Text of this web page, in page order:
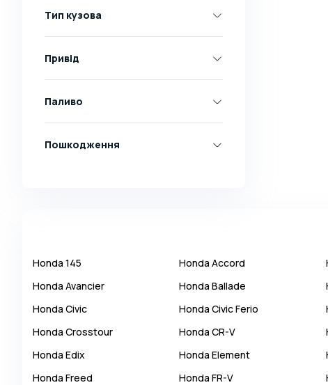
Abarth
AC
Acura
Adler
Alfa Romeo
Apal
Тип кузова
Привід
Паливо
Пошкодження
Honda 145 Honda Accord
Honda Avancier Honda Ballade
Honda Civic Honda Civic Ferio
Honda Crosstour Honda CR-V
Honda Edix Honda Element
Honda Freed Honda FR-V